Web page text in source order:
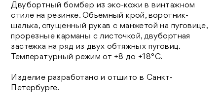
Двубортный бомбер из эко-кожи в винтажном
стиле на резинке. Объемный крой, воротник-
шалька, спущенный рукав с манжетой на пуговице,
прорезные карманы с листочкой, двубортная
застежка на ряд из двух обтяжных пуговиц.
Температурный режим от +8 до +18°C.
Изделие разработано и отшито в Санкт-
Петербурге.